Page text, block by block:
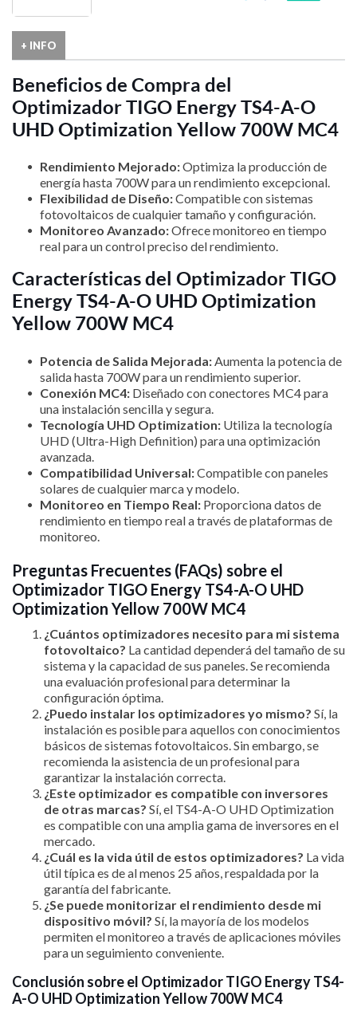
+ INFO
Beneficios de Compra del
Optimizador TIGO Energy TS4-A-O
UHD Optimization Yellow 700W MC4
Rendimiento Mejorado:Optimiza la producción de
energía hasta 700W para un rendimiento excepcional.
Flexibilidad de Diseño:Compatible con sistemas
fotovoltaicos de cualquier tamaño y configuración.
Monitoreo Avanzado:Ofrece monitoreo en tiempo
real para un control preciso del rendimiento.
Características del Optimizador TIGO
Energy TS4-A-O UHD Optimization
Yellow 700W MC4
Potencia de Salida Mejorada: Aumenta la potencia de
salida hasta 700W para un rendimiento superior.
Conexión MC4: Diseñado con conectores MC4 para
una instalación sencilla y segura.
Tecnología UHD Optimization: Utiliza la tecnología
UHD (Ultra-High Definition) para una optimización
avanzada.
Compatibilidad Universal:Compatible con paneles
solares de cualquier marca y modelo.
Monitoreo en Tiempo Real: Proporciona datos de
rendimiento en tiempo real a través de plataformas de
monitoreo.
Preguntas Frecuentes (FAQs) sobre el
Optimizador TIGO Energy TS4-A-O UHD
Optimization Yellow 700W MC4
¿Cuántos optimizadores necesito para mi sistema
fotovoltaico? La cantidad dependerá del tamaño de su
sistema y la capacidad de sus paneles. Se recomienda
una evaluación profesional para determinar la
configuración óptima.
¿Puedo instalar los optimizadores yo mismo? Sí, la
instalación es posible para aquellos con conocimientos
básicos de sistemas fotovoltaicos. Sin embargo, se
recomienda la asistencia de un profesional para
garantizar la instalación correcta.
¿Este optimizador es compatible con inversores
de otras marcas? Sí, el TS4-A-O UHD Optimization
es compatible con una amplia gama de inversores en el
mercado.
¿Cuál es la vida útil de estos optimizadores? La vida
útil típica es de al menos 25 años, respaldada por la
garantía del fabricante.
¿Se puede monitorizar el rendimiento desde mi
dispositivo móvil? Sí, la mayoría de los modelos
permiten el monitoreo a través de aplicaciones móviles
para un seguimiento conveniente.
Conclusión sobre el Optimizador TIGO Energy TS4-
A-O UHD Optimization Yellow 700W MC4